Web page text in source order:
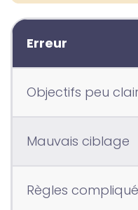
Erreur
Objectifs peu
Mauvais ciblage
Règles